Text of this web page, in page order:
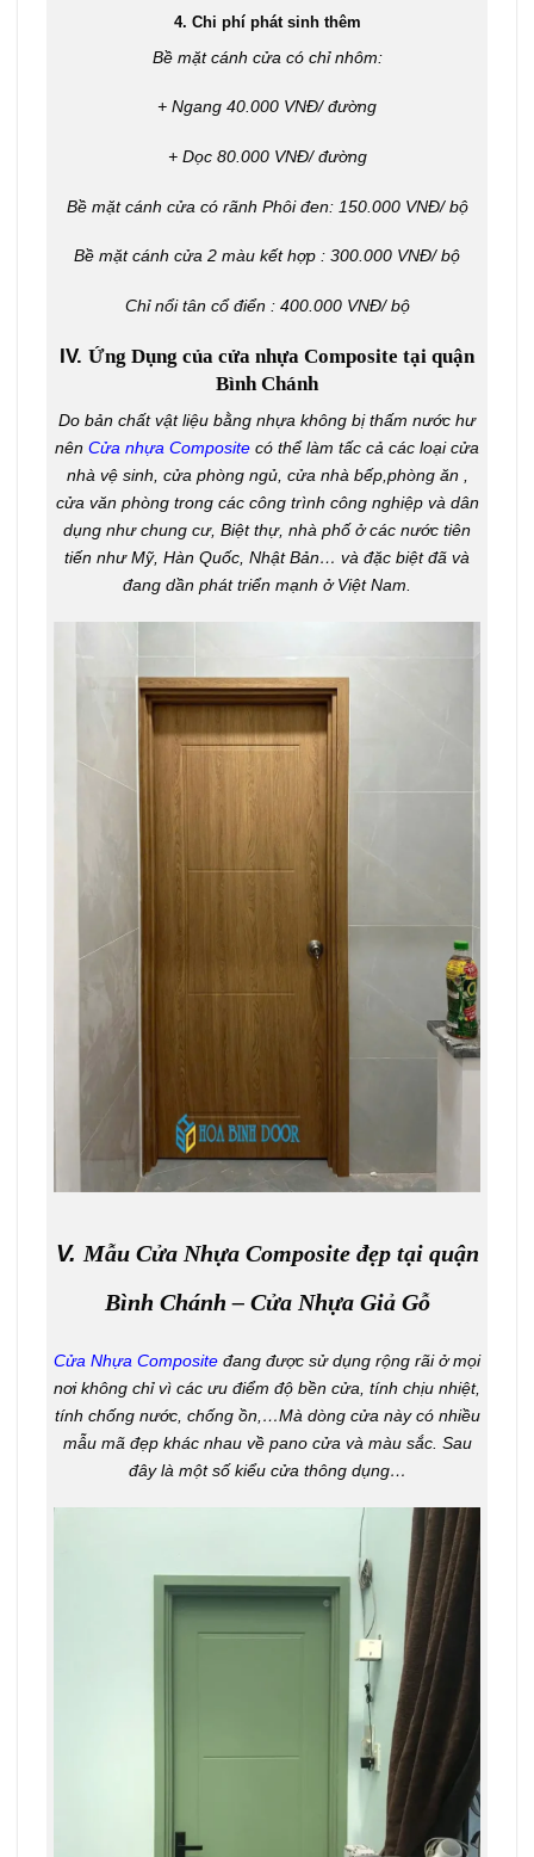
4. Chi phí phát sinh thêm
Bề mặt cánh cửa có chỉ nhôm:
+ Ngang 40.000 VNĐ/ đường
+ Dọc 80.000 VNĐ/ đường
Bề mặt cánh cửa có rãnh Phôi đen: 150.000 VNĐ/ bộ
Bề mặt cánh cửa 2 màu kết hợp : 300.000 VNĐ/ bộ
Chỉ nổi tân cổ điển : 400.000 VNĐ/ bộ
IV. Ứng Dụng của cửa nhựa Composite tại quận
Bình Chánh
Do bản chất vật liệu bằng nhựa không bị thấm nước hư
nên Cửa nhựa Composite có thể làm tấc cả các loại cửa
nhà vệ sinh, cửa phòng ngủ, cửa nhà bếp,phòng ăn ,
cửa văn phòng trong các công trình công nghiệp và dân
dụng như chung cư, Biệt thự, nhà phố ở các nước tiên
tiến như Mỹ, Hàn Quốc, Nhật Bản… và đặc biệt đã và
đang dần phát triển mạnh ở Việt Nam.
V. Mẫu Cửa Nhựa Composite đẹp tại quận
Bình Chánh – Cửa Nhựa Giả Gỗ
Cửa Nhựa Composite đang được sử dụng rộng rãi ở mọi
nơi không chỉ vì các ưu điểm độ bền cửa, tính chịu nhiệt,
tính chống nước, chống ồn,…Mà dòng cửa này có nhiều
mẫu mã đẹp khác nhau về pano cửa và màu sắc. Sau
đây là một số kiểu cửa thông dụng…